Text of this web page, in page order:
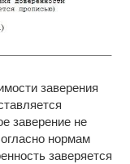
заверения
заверение не
нормам
заверяется